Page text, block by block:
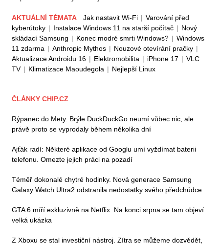
AKTUÁLNÍ TÉMATA Jak nastavit Wi-Fi | Varování před
kyberútoky | Instalace Windows 11 na starší počítač | Nový
skládací Samsung | Konec modré smrti Windows? | Windows
11 zdarma | Anthropic Mythos | Nouzové otevírání pračky |
Aktualizace Androidu 16 | Elektromobilita | iPhone 17 | VLC
TV | Klimatizace Maoudegola | Nejlepší Linux
ČLÁNKY CHIP.CZ
Rýpanec do Mety. Brýle DuckDuckGo neumí vůbec nic, ale
právě proto se vyprodaly během několika dní
Ajťák radí: Některé aplikace od Googlu umí vyždímat baterii
telefonu. Omezte jejich práci na pozadí
Téměř dokonalé chytré hodinky. Nová generace Samsung
Galaxy Watch Ultra2 odstranila nedostatky svého předchůdce
GTA 6 míří exkluzivně na Netflix. Na konci srpna se tam objeví
velká ukázka
Z Xboxu se stal investiční nástroj. Zítra se můžeme dozvědět,